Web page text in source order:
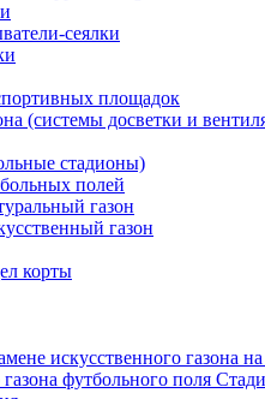
сеялки
площадок
(системы досветки и
стадионы)
полей
газон
газон
корты
искусственного
футбольного поля